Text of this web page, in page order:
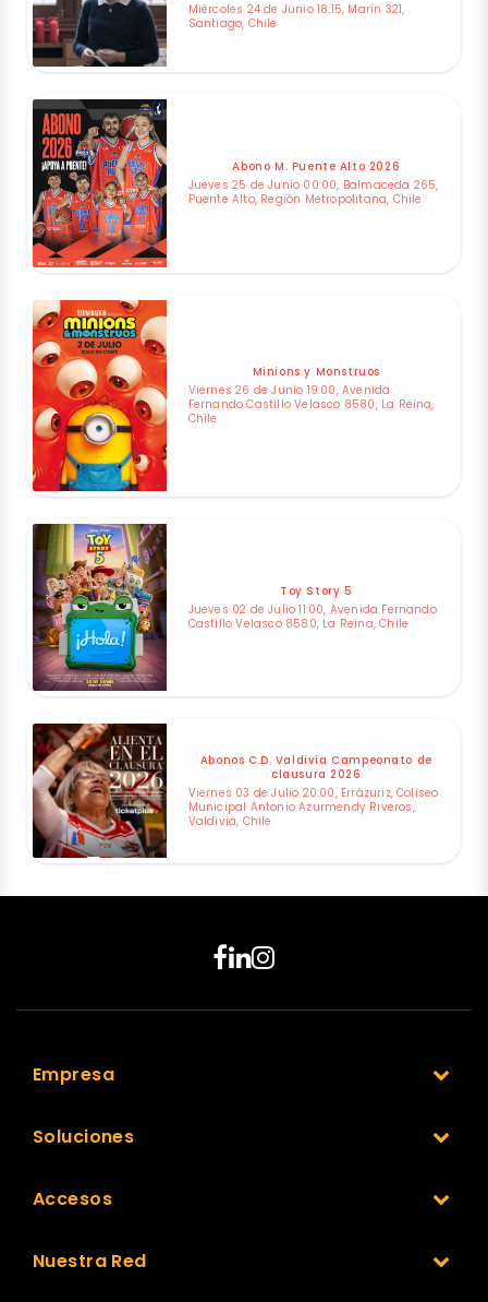
Miércoles 24 de Junio 18:15, Marín 321,
Santiago, Chile
Abono M. Puente Alto 2026
Jueves 25 de Junio 00:00, Balmaceda 265,
Puente Alto, Región Metropolitana, Chile
Minions y Monstruos
Viernes 26 de Junio 19:00, Avenida
Fernando Castillo Velasco 8580, La Reina,
Chile
Toy Story 5
Jueves 02 de Julio 11:00, Avenida Fernando
Castillo Velasco 8580, La Reina, Chile
Abonos C.D. Valdivia Campeonato de
clausura 2026
Viernes 03 de Julio 20:00, Errázuriz, Coliseo
Municipal Antonio Azurmendy Riveros,
Valdivia, Chile
Empresa
Soluciones
Accesos
Nuestra Red